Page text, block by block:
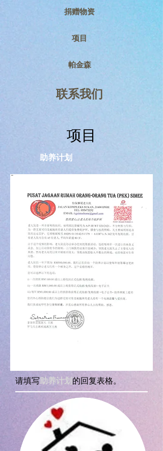
捐赠物资
项目
帕金森
联系我们
项目
助养计划
请填写 助养计划 的回复表格。